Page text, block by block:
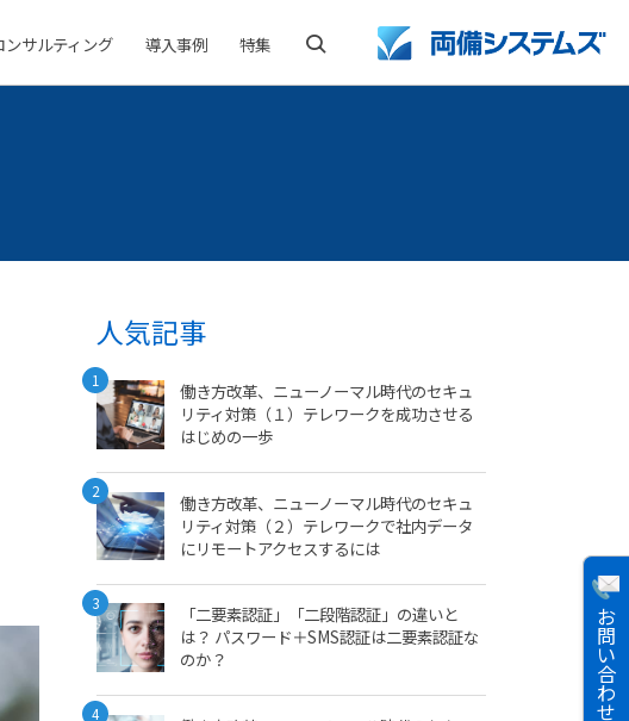
ンサルティング 導入事例 特集
お
問
い
合
わ
せ
人気記事
1
働き方改革、ニューノーマル時代のセキュ
リティ対策（１）テレワークを成功させる
はじめの一歩
2
働き方改革、ニューノーマル時代のセキュ
リティ対策（２）テレワークで社内データ
にリモートアクセスするには
3
「二要素認証」「二段階認証」の違いと
は？ パスワード＋SMS認証は二要素認証な
のか？
4